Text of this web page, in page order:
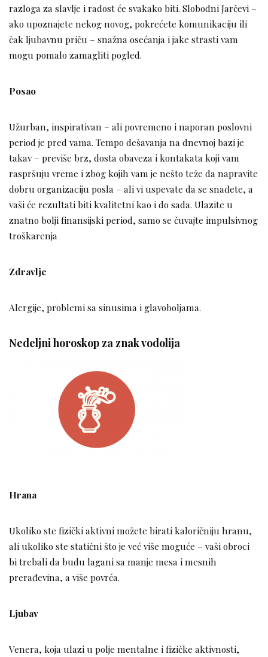
razloga za slavlje i radost će svakako biti. Slobodni Jarčevi –
ako upoznajete nekog novog, pokrećete komunikaciju ili
čak ljubavnu priču – snažna osećanja i jake strasti vam
mogu pomalo zamagliti pogled.
Posao
Užurban, inspirativan – ali povremeno i naporan poslovni
period je pred vama. Tempo dešavanja na dnevnoj bazi je
takav – previše brz, dosta obaveza i kontakata koji vam
raspršuju vreme i zbog kojih vam je nešto teže da napravite
dobru organizaciju posla – ali vi uspevate da se snađete, a
vaši će rezultati biti kvalitetni kao i do sada. Ulazite u
znatno bolji finansijski period, samo se čuvajte impulsivnog
troškarenja
Zdravlje
Alergije, problemi sa sinusima i glavoboljama.
Nedeljni horoskop za znak vodolija
Hrana
Ukoliko ste fizički aktivni možete birati kaloričniju hranu,
ali ukoliko ste statični što je već više moguće – vaši obroci
bi trebali da budu lagani sa manje mesa i mesnih
prerađevina, a više povrća.
Ljubav
Venera, koja ulazi u polje mentalne i fizičke aktivnosti,